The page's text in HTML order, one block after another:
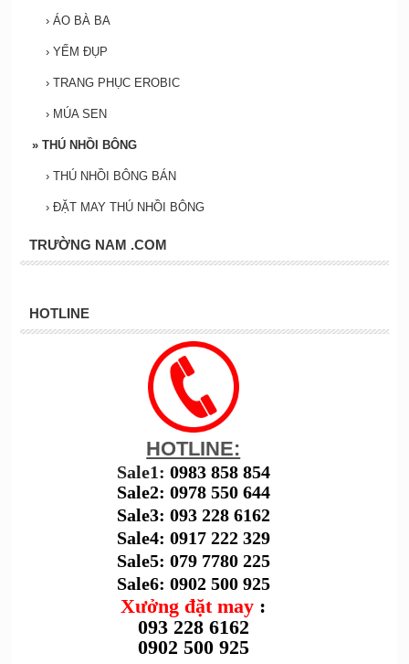
› ÁO BÀ BA
› YẾM ĐỤP
› TRANG PHỤC EROBIC
› MÚA SEN
» THÚ NHỒI BÔNG
› THÚ NHỒI BÔNG BÁN
› ĐẶT MAY THÚ NHỒI BÔNG
TRƯỜNG NAM .COM
HOTLINE
HOTLINE:
Sale1: 0983 858 854
Sale2: 0978 550 644
Sale3: 093 228 6162
Sale4: 0917 222 329
Sale5: 079 7780 225
Sale6: 0902 500 925
Xưởng đặt may :
093 228 6162
0902 500 925